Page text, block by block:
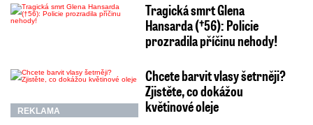
Tragická smrt Glena
Hansarda (†56): Policie
prozradila příčinu nehody!
REKLAMA
Chcete barvit vlasy šetrněji?
Zjistěte, co dokážou
květinové oleje